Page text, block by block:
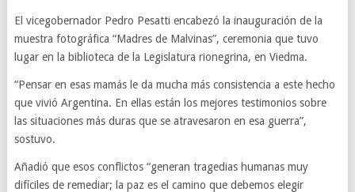
El vicegobernador Pedro Pesatti encabezó la inauguración de la
muestra fotográfica “Madres de Malvinas”, ceremonia que tuvo
lugar en la biblioteca de la Legislatura rionegrina, en Viedma.
“Pensar en esas mamás le da mucha más consistencia a este hecho
que vivió Argentina. En ellas están los mejores testimonios sobre
las situaciones más duras que se atravesaron en esa guerra”,
sostuvo.
Añadió que esos conflictos “generan tragedias humanas muy
difíciles de remediar; la paz es el camino que debemos elegir